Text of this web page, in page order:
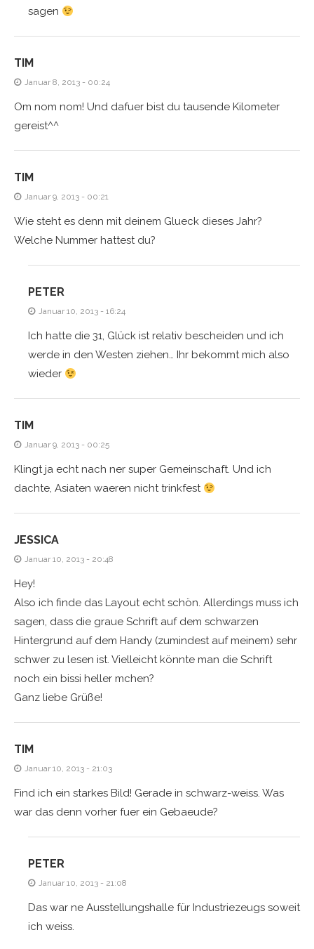
sagen
TIM
Januar 8, 2013 - 00:24
Om nom nom! Und dafuer bist du tausende Kilometer
gereist^^
TIM
Januar 9, 2013 - 00:21
Wie steht es denn mit deinem Glueck dieses Jahr?
Welche Nummer hattest du?
PETER
Januar 10, 2013 - 16:24
Ich hatte die 31, Glück ist relativ bescheiden und ich
werde in den Westen ziehen… Ihr bekommt mich also
wieder
TIM
Januar 9, 2013 - 00:25
Klingt ja echt nach ner super Gemeinschaft. Und ich
dachte, Asiaten waeren nicht trinkfest
JESSICA
Januar 10, 2013 - 20:48
Hey!
Also ich finde das Layout echt schön. Allerdings muss ich
sagen, dass die graue Schrift auf dem schwarzen
Hintergrund auf dem Handy (zumindest auf meinem) sehr
schwer zu lesen ist. Vielleicht könnte man die Schrift
noch ein bissi heller mchen?
Ganz liebe Grüße!
TIM
Januar 10, 2013 - 21:03
Find ich ein starkes Bild! Gerade in schwarz-weiss. Was
war das denn vorher fuer ein Gebaeude?
PETER
Januar 10, 2013 - 21:08
Das war ne Ausstellungshalle für Industriezeugs soweit
ich weiss.